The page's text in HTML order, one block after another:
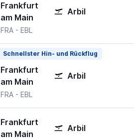
Frankfurt
am Main
Arbil
FRA Frankfurt am Main
- EBL
Schnellster Hin- und Rückflug
Frankfurt
am Main
Arbil
FRA Frankfurt am Main
- EBL
Frankfurt
am Main
Arbil